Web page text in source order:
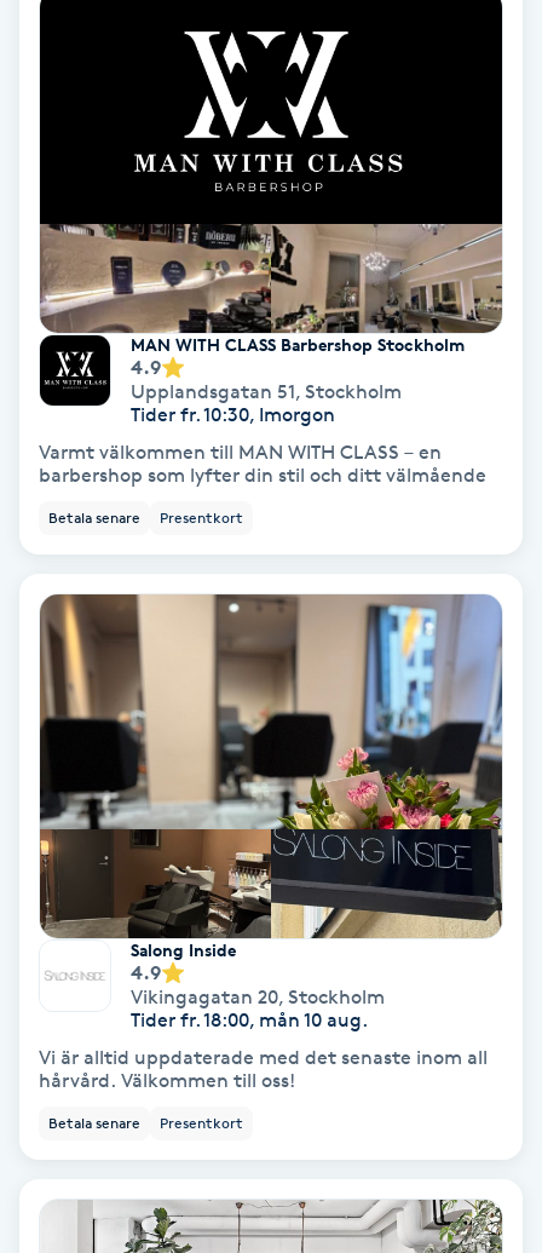
IPL hårborttagning
Japansk massage
Katun fransar
Kemisk peeling
Keratinbehandling
Kinesisk medicin
Kiropraktik
Klangmassage
Klippning
Klippning & Slingor
Klippning ungdom
Koppningsmassage
Kosmetisk tatuering
Kostrådgivning
Kroppsinpackning
MAN WITH CLASS Barbershop Stockholm
4.9
Upplandsgatan 51, Stockholm
Tider fr. 10:30, Imorgon
Varmt välkommen till MAN WITH CLASS – en
barbershop som lyfter din stil och ditt välmående
Betala senare Presentkort
Salong Inside
4.9
Vikingagatan 20, Stockholm
Tider fr. 18:00, mån 10 aug.
Vi är alltid uppdaterade med det senaste inom all
hårvård. Välkommen till oss!
Betala senare Presentkort